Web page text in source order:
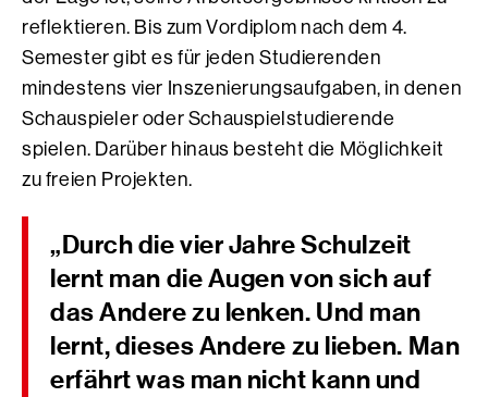
reflektieren. Bis zum Vordiplom nach dem 4.
Semester gibt es für jeden Studierenden
mindestens vier Inszenierungsaufgaben, in denen
Schauspieler oder Schauspielstudierende
spielen. Darüber hinaus besteht die Möglichkeit
zu freien Projekten.
„Durch die vier Jahre Schulzeit
lernt man die Augen von sich auf
das Andere zu lenken. Und man
lernt, dieses Andere zu lieben. Man
erfährt was man nicht kann und